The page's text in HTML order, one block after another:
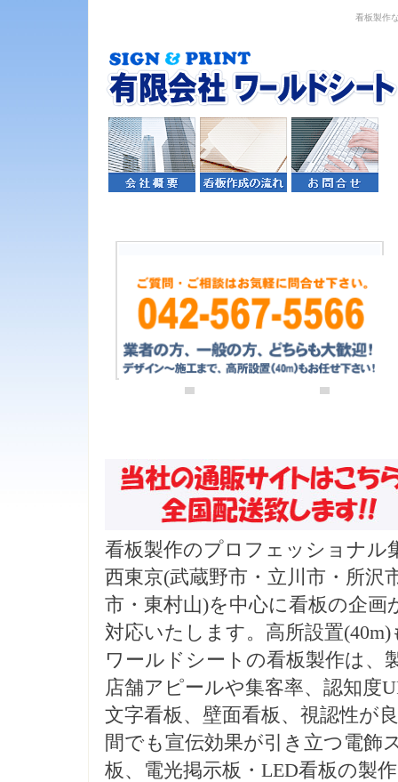
看板製作
看板製作のプロフェッショナル
西東京(武蔵野市・立川市・所沢
市・東村山)を中心に看板の企
対応いたします。高所設置
ワールドシートの看板製作は、
店舗アピールや集客率、認知度
文字看板、壁面看板、視認性が
間でも宣伝効果が引き立つ電飾
板、電光掲示板・LED看板の製